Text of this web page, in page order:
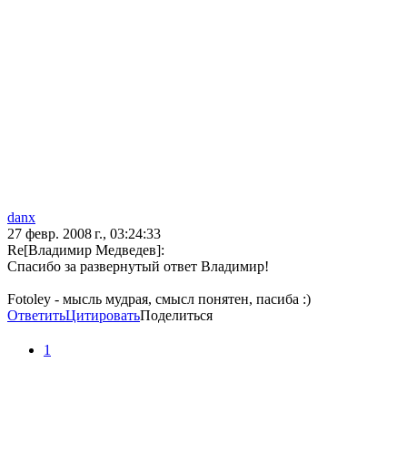
danx
27 февр. 2008 г., 03:24:33
Re[Владимир Медведев]:
Спасибо за развернутый ответ Владимир!
Fotoley - мысль мудрая, смысл понятен, пасиба :)
ОтветитьЦитироватьПоделиться
1